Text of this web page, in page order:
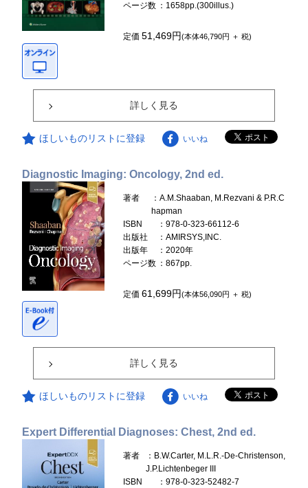
ページ数 ：1658pp.(300illus.)
定価51,469円(本体46,790円 ＋ 税)
詳しく見る
ほしいものリストに登録 いいね
Diagnostic Imaging: Oncology, 2nd ed.
著者
：A.M.Shaaban, M.Rezvani & P.R.C
hapman
ISBN
：978-0-323-66112-6
出版社
：AMIRSYS,INC.
出版年
：2020年
ページ数 ：867pp.
定価61,699円(本体56,090円 ＋ 税)
詳しく見る
ほしいものリストに登録 いいね
Expert Differential Diagnoses: Chest, 2nd ed.
著者
：B.W.Carter, M.L.R.-De-Christenson,
J.P.Lichtenbeger III
ISBN
：978-0-323-52482-7